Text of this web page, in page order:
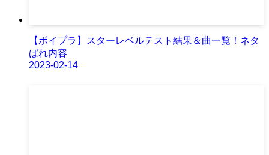
【ボイプラ】スターレベルテスト結果＆曲一覧！ネタ
ばれ内容
2023-02-14